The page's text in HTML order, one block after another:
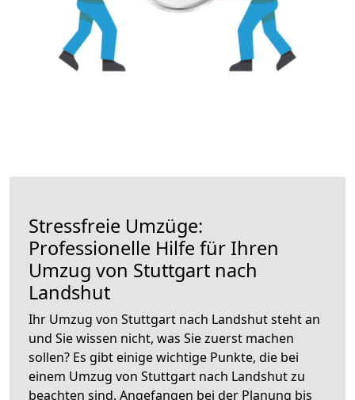
Stressfreie Umzüge:
Professionelle Hilfe für Ihren
Umzug von Stuttgart nach
Landshut
Ihr Umzug von Stuttgart nach Landshut steht an
und Sie wissen nicht, was Sie zuerst machen
sollen? Es gibt einige wichtige Punkte, die bei
einem Umzug von Stuttgart nach Landshut zu
beachten sind. Angefangen bei der Planung bis